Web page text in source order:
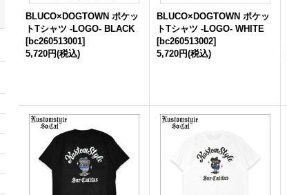
BLUCO×DOGTOWN ポケッ
トTシャツ -LOGO- BLACK
[bc260513001]
5,720円(税込)
BLUCO×DOGTOWN ポケッ
トTシャツ -LOGO- WHITE
[bc260513002]
5,720円(税込)